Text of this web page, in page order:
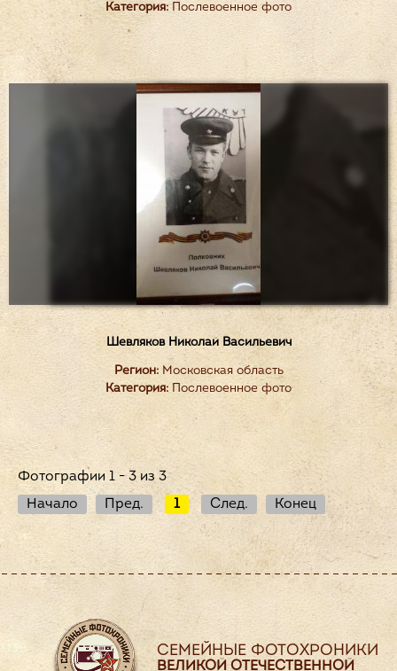
Категория:Послевоенное фото
Шевляков Николай Васильевич
Регион:Московская область
Категория: Послевоенное фото
Фотографии 1 - 3 из 3
Начало
Пред. 1 След. Конец
СЕМЕЙНЫЕ ФОТОХРОНИКИ
ВЕЛИКОЙ ОТЕЧЕСТВЕННОЙ